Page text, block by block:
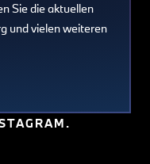
Sie die aktuellen
und vielen weiteren